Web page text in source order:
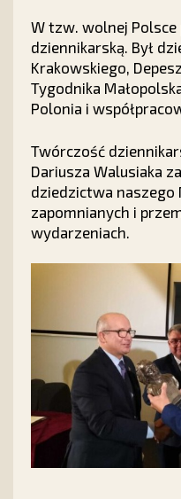
W tzw. wolnej Polsce
dziennikarską. Był
Krakowskiego,
Tygodnika
Polonia i
Twórczość
Dariusza Walusiaka
dziedzictwa naszego
zapomnianych i
wydarzeniach.